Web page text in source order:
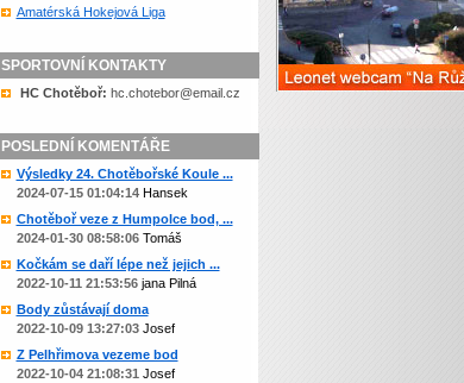
Amatérská Hokejová Liga
SPORTOVNÍ KONTAKTY
HC Chotěboř: zc.liame@robetohc.ch
POSLEDNÍ KOMENTÁŘE
Výsledky 24. Chotěbořské Koule ...
2024-07-15 01:04:14Hansek
Chotěboř veze z Humpolce bod, ...
2024-01-30 08:58:06Tomáš
Kočkám se daří lépe než jejich ...
2022-10-11 21:53:56jana Pilná
Body zůstávají doma
2022-10-09 13:27:03Josef
Z Pelhřimova vezeme bod
2022-10-04 21:08:31 Josef